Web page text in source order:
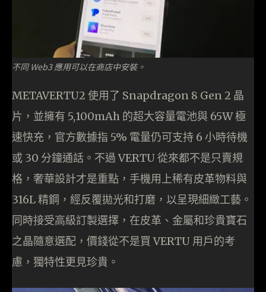
不同 Web3 應用可以在商店中安裝。
METAVERTU2 使用了 Snapdragon 8 Gen 2 晶
片，並擁有 5,100mAh 的超大容量電池與 65W 極
速快充，官方數據指 5% 電量仍可支持 6 小時待機
或 30 分鐘通話。不過 VERTU 從來都不是只賣規
格，奢華設計才是重點，手機用上稀有皮革物料與
316L 精鋼，經反覆拋光和打磨，以呈現細緻工藝。
同時接受高級訂製選擇，在皮革、金屬和珍貴寶石
之晶隨意選配，價錢從不是買 VERTU 用戶的考
慮，獨特性更見珍貴。